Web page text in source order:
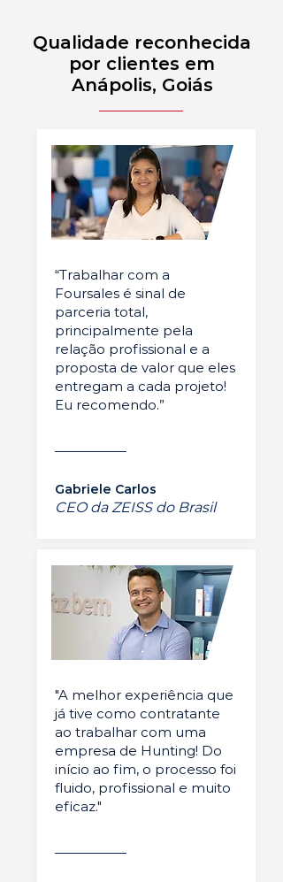
Qualidade reconhecida
por clientes em
Anápolis, Goiás
“Trabalhar com a
Foursales é sinal de
parceria total,
principalmente pela
relação profissional e a
proposta de valor que eles
entregam a cada projeto!
Eu recomendo.”
Gabriele Carlos
CEO da ZEISS do Brasil
"A melhor experiência que
já tive como contratante
ao trabalhar com uma
empresa de Hunting! Do
início ao fim, o processo foi
fluido, profissional e muito
eficaz."